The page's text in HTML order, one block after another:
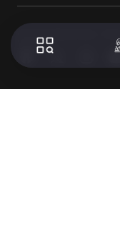
© 2024 WorldTurk. Tüm
Volion's